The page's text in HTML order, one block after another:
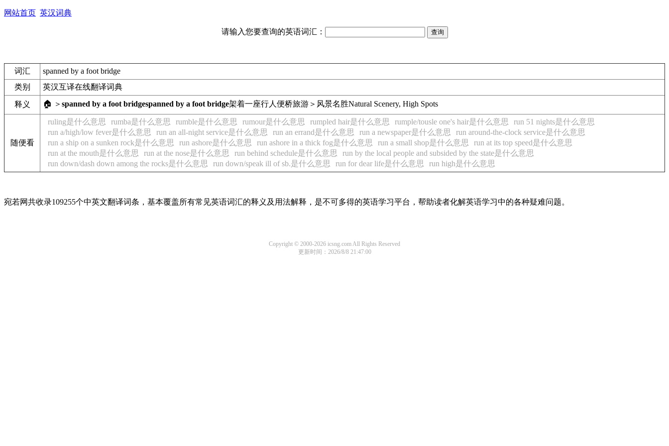
网站首页 英汉词典
请输入您要查询的英语词汇：
词汇
spanned by a foot bridge
类别
英汉互译在线翻译词典
释义 🏠 ＞ spanned by a foot bridgespanned by a foot bridge架着一座行人便桥旅游＞风景名胜Natural Scenery, High Spots
随便看
ruling是什么意思 rumba是什么意思 rumble是什么意思 rumour是什么意思 rumpled hair是什么意思 rumple/tousle one's hair是什么意思
run 51 nights是什么意思
run a/high/low fever是什么意思
run an all-night service是什么意思 run an errand是什么意思 run a newspaper是什么意思
run around-the-clock service是什么意思
run a ship on a sunken rock是什么意思
run ashore是什么意思 run ashore in a thick fog是什么意思 run a small shop是什么意思
run at its top speed是什么意思
run at the mouth是什么意思
run at the nose是什么意思 run behind schedule是什么意思
run by the local people and subsided by the state是什么意思
run down/dash down among the rocks是什么意思
run down/speak ill of sb.是什么意思 run for dear life是什么意思 run high是什么意思
宛若网共收录109255个中英文翻译词条，基本覆盖所有常见英语词汇的释义及用法解释，是不可多得的英语学习平台，帮助读者化解英语学习中的各种疑难问题。
Copyright © 2000-2026 icsng.com All Rights Reserved
更新时间：2026/8/8 21:47:00